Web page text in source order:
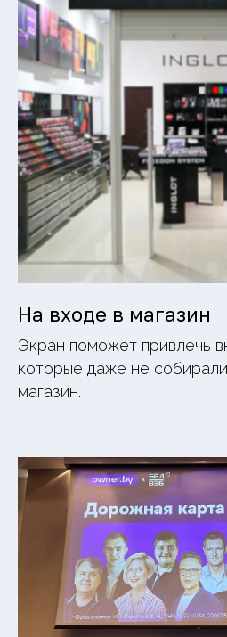
На входе в магазин
Экран поможет привлечь
которые даже не
магазин.